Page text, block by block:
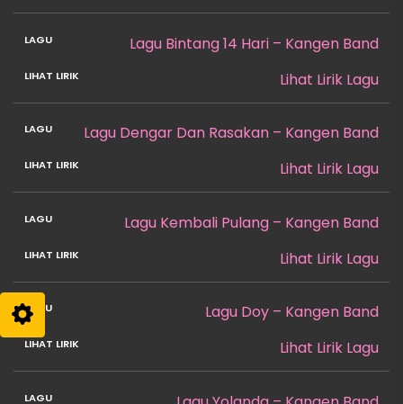
Lagu Bintang 14 Hari – Kangen Band
Lihat Lirik Lagu
Lagu Dengar Dan Rasakan – Kangen Band
Lihat Lirik Lagu
Lagu Kembali Pulang – Kangen Band
Lihat Lirik Lagu
Lagu Doy – Kangen Band
Lihat Lirik Lagu